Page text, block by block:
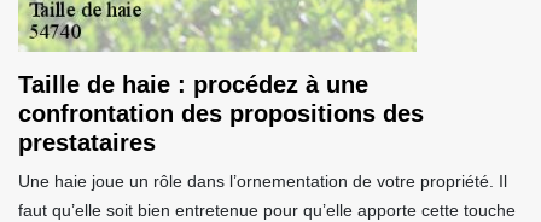
Taille de haie : procédez à une
confrontation des propositions des
prestataires
Une haie joue un rôle dans l’ornementation de votre propriété. Il
faut qu’elle soit bien entretenue pour qu’elle apporte cette touche